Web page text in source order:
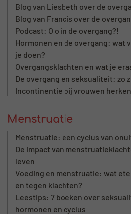
Blog van Liesbeth over de
Blog van Francis over de
Podcast: O o in de overgang?!
Hormonen en de overgang: wat
je doen?
Overgangsklachten en wat je
De overgang en seksualiteit: zo
Incontinentie bij vrouwen
Menstruatie
Menstruatie: een cyclus van
De impact van
leven
Voeding en menstruatie: wat
en tegen klachten?
Leestips: 7 boeken over
hormonen en cyclus